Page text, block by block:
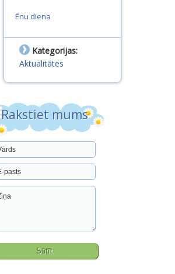
Ēnu diena
Kategorijas:
Aktualitātes
Rakstiet mums